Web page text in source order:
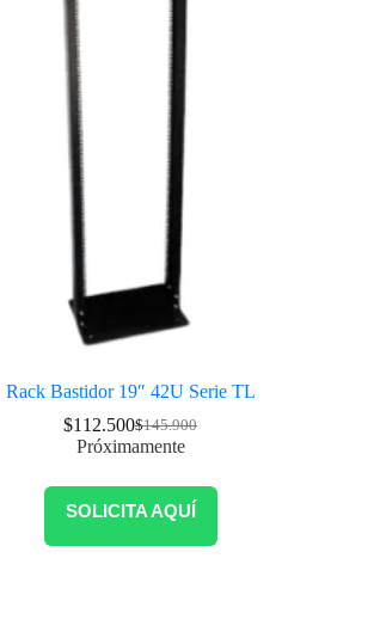
Rack Bastidor 19″ 42U Serie TL
$145.900
$112.500
Próximamente
SOLICITA AQUÍ